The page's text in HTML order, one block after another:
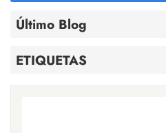
Último Blog
ETIQUETAS